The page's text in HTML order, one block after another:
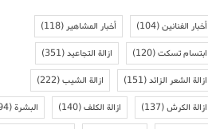
أخبار الفنانين(104) أخبار المشاهير(118)
ابتسام تسكت(120) ازالة التجاعيد(351)
ازالة الشعر الزائد(151) ازالة الشيب(222)
ازالة الكرش(137) ازالة الكلف(140) البشرة(194)